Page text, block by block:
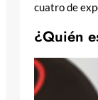
cuatro de
¿Quién